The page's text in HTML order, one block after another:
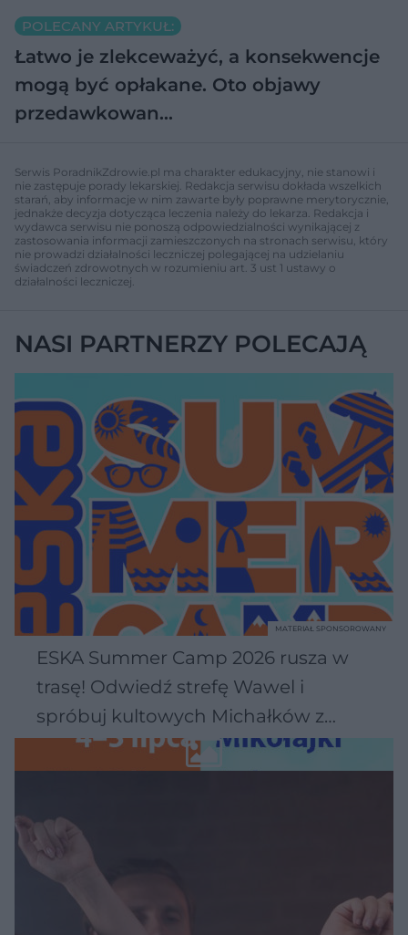
POLECANY ARTYKUŁ:
Łatwo je zlekceważyć, a konsekwencje
mogą być opłakane. Oto objawy
przedawkowan…
Serwis PoradnikZdrowie.pl ma charakter edukacyjny, nie stanowi i
nie zastępuje porady lekarskiej. Redakcja serwisu dokłada wszelkich
starań, aby informacje w nim zawarte były poprawne merytorycznie,
jednakże decyzja dotycząca leczenia należy do lekarza. Redakcja i
wydawca serwisu nie ponoszą odpowiedzialności wynikającej z
zastosowania informacji zamieszczonych na stronach serwisu, który
nie prowadzi działalności leczniczej polegającej na udzielaniu
świadczeń zdrowotnych w rozumieniu art. 3 ust 1 ustawy o
działalności leczniczej.
NASI PARTNERZY POLECAJĄ
ESKA Summer Camp 2026 rusza w
trasę! Odwiedź strefę Wawel i
spróbuj kultowych Michałków z
Wawelu
MATERIAŁ SPONSOROWANY